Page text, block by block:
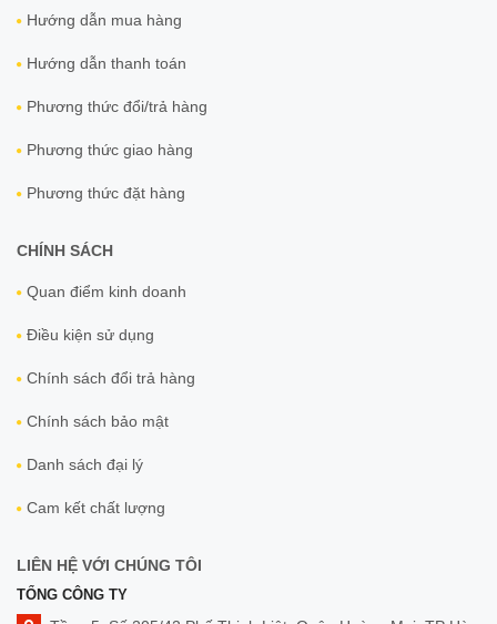
Hướng dẫn mua hàng
Hướng dẫn thanh toán
Phương thức đổi/trả hàng
Phương thức giao hàng
Phương thức đặt hàng
CHÍNH SÁCH
Quan điểm kinh doanh
Điều kiện sử dụng
Chính sách đổi trả hàng
Chính sách bảo mật
Danh sách đại lý
Cam kết chất lượng
LIÊN HỆ VỚI CHÚNG TÔI
TỔNG CÔNG TY